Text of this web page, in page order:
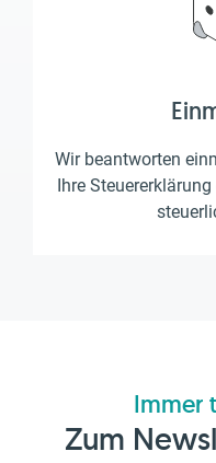
Wir beantworten
Ihre
Immer
Zum